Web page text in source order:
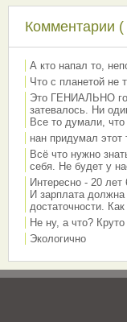
Комментарии (
А кто напал то,
Что с планетой не
Это ГЕНИАЛЬНО
затевалось. Ни
Все то думали, что
нан придумал этот
Всё что нужно
себя. Не будет у
Интересно - 20 лет
И зарплата
достаточности.
Не ну, а что?
Экологично